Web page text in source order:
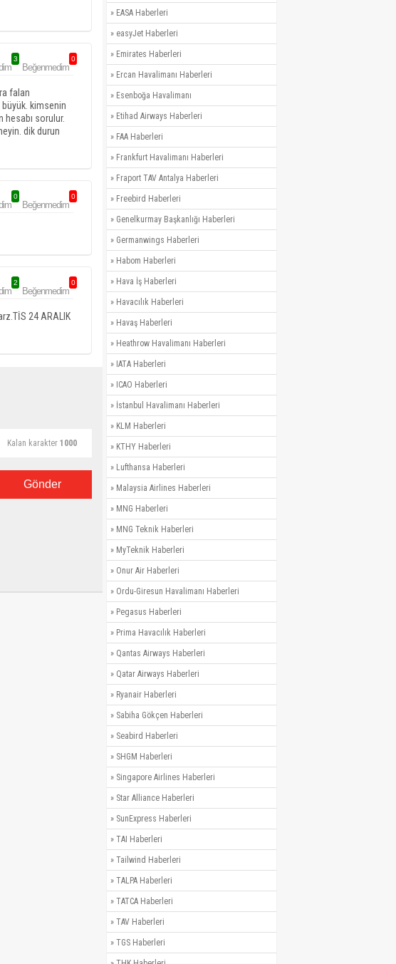
3
Beğenmedim
0
falan
büyük. kimsenin
hesabı sorulur.
dik durun
0
Beğenmedim
0
2
Beğenmedim
0
24 ARALIK
Kalan karakter 1000
Gönder
» EASA Haberleri
» easyJet Haberleri
» Emirates Haberleri
» Ercan Havalimanı Haberleri
» Esenboğa Havalimanı
» Etihad Airways Haberleri
» FAA Haberleri
» Frankfurt Havalimanı Haberleri
» Fraport TAV Antalya Haberleri
» Freebird Haberleri
» Genelkurmay Başkanlığı Haberleri
» Germanwings Haberleri
» Habom Haberleri
» Hava İş Haberleri
» Havacılık Haberleri
» Havaş Haberleri
» Heathrow Havalimanı Haberleri
» IATA Haberleri
» ICAO Haberleri
» İstanbul Havalimanı Haberleri
» KLM Haberleri
» KTHY Haberleri
» Lufthansa Haberleri
» Malaysia Airlines Haberleri
» MNG Haberleri
» MNG Teknik Haberleri
» MyTeknik Haberleri
» Onur Air Haberleri
» Ordu-Giresun Havalimanı Haberleri
» Pegasus Haberleri
» Prima Havacılık Haberleri
» Qantas Airways Haberleri
» Qatar Airways Haberleri
» Ryanair Haberleri
» Sabiha Gökçen Haberleri
» Seabird Haberleri
» SHGM Haberleri
» Singapore Airlines Haberleri
» Star Alliance Haberleri
» SunExpress Haberleri
» TAI Haberleri
» Tailwind Haberleri
» TALPA Haberleri
» TATCA Haberleri
» TAV Haberleri
» TGS Haberleri